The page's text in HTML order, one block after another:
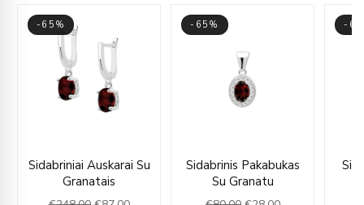
-65%
Sidabriniai Auskarai Su
Granatais
price
was:
price
-65%
Sidabrinis Pakabukas
Su Granatu
price
was:
price
-